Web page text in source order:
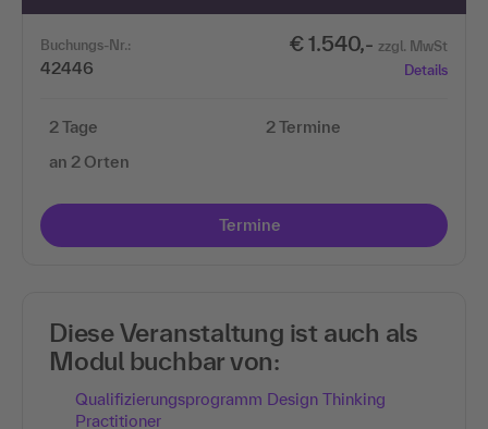
Buchungs-Nr.:
42446
€ 1.540,- zzgl. MwSt
Details
2 Tage
an 2 Orten
2 Termine
Termine
Diese Veranstaltung ist auch als
Modul buchbar von:
Qualifizierungsprogramm Design Thinking
Practitioner